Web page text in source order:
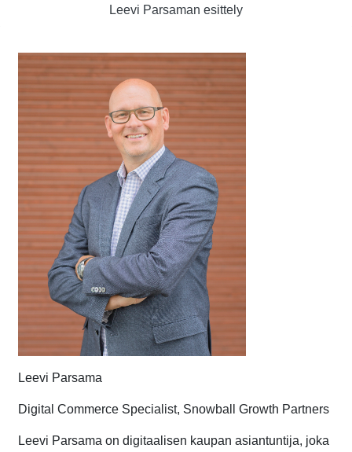
Leevi Parsaman esittely
Leevi Parsama
Digital Commerce Specialist, Snowball Growth Partners
Leevi Parsama on digitaalisen kaupan asiantuntija, joka